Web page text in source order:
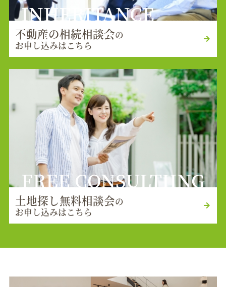
INHERITANCE
不動産の相続相談会の
お申し込みはこちら
FREE CONSULTIING
土地探し無料相談会の
お申し込みはこちら